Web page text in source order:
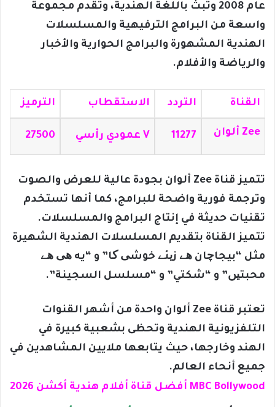
عام 2008 وتبث باللغة الهندية، وتقدم مجموعة
واسعة من البرامج الترفيهية والمسلسلات
الهندية المشهورة والبرامج الحوارية والأخبار
والرياضة والأفلام.
القناة التردد الاستقطاب الترميز
Zee ألوان 11277 V عمودي رأسي 27500
تتميز قناة Zee ألوان بجودة عالية للعرض والصوت
وترجمة فورية واضحة للبرامج، كما أنها تستخدم
تقنيات حديثة في إنتاج البرامج والمسلسلات.
تتميز القناة بتقديم المسلسلات الهندية الشهيرة
مثل “بيجاچان ھے زیئے خوشی کا” و “يه ھی ھے
محبتیں” و “شكتي” و “مسلسل السجينة”.
تعتبر قناة Zee ألوان واحدة من أشهر القنوات
التلفزيونية الهندية وتحظى بشعبية كبيرة في
الهند وخارجها، حيث يتابعها ملايين المشاهدين في
جميع أنحاء العالم.
MBC Bollywood أفضل قناة أفلام هندية أكشن 2026